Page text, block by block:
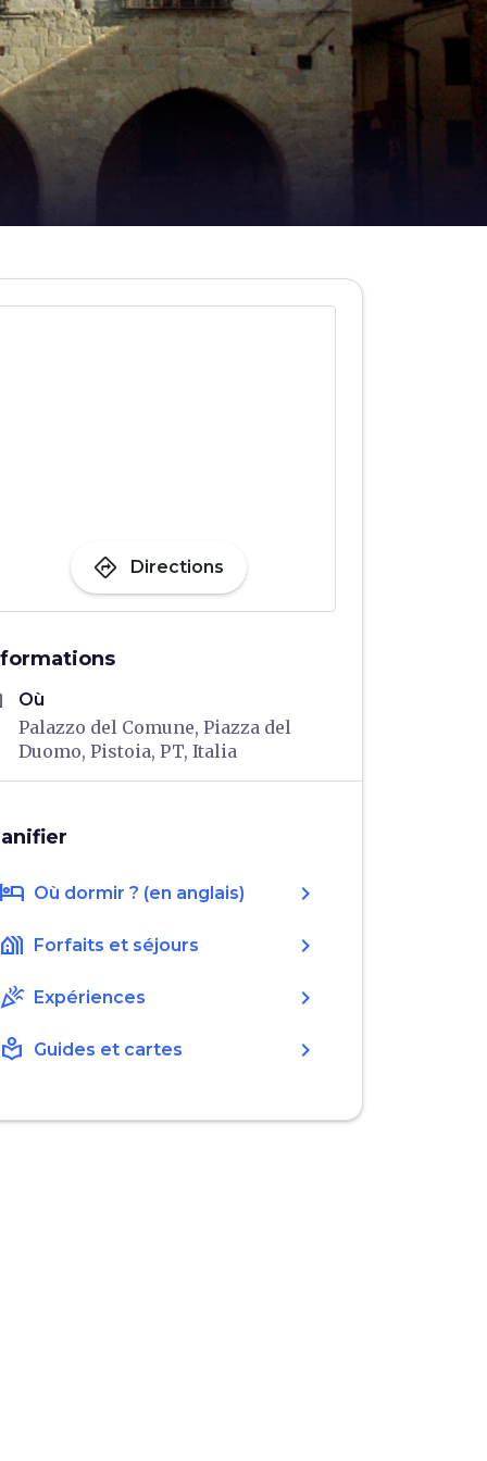
directions Directions
Où
Palazzo del Comune, Piazza del
Duomo, Pistoia, PT, Italia
hotel Où dormir ? (en anglais) chevron_right
holiday_village Forfaits et séjours chevron_right
celebration Expériences chevron_right
local_library Guides et cartes chevron_right